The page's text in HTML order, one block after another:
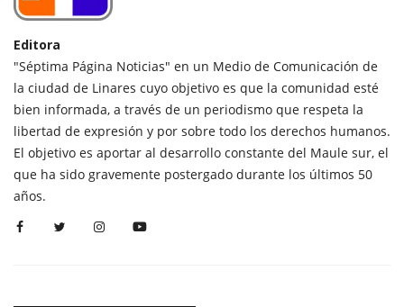
Editora
"Séptima Página Noticias" en un Medio de Comunicación de
la ciudad de Linares cuyo objetivo es que la comunidad esté
bien informada, a través de un periodismo que respeta la
libertad de expresión y por sobre todo los derechos humanos.
El objetivo es aportar al desarrollo constante del Maule sur, el
que ha sido gravemente postergado durante los últimos 50
años.